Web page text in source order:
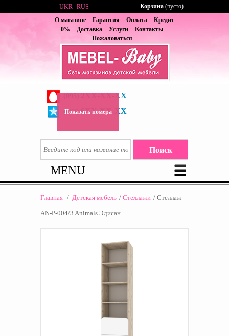
О магазине Гарантия Оплата
Кредит
0%
Доставка Услуги
Контакты
Пожаловаться
2XX-XX-XX
(067) 6XX-XX-XX
Показать номера
UKR RUS Корзина (пусто)
MENU
Главная / Детская мебель / Стеллажи / Стеллаж
AN-P-004/3 Animals Эдисан